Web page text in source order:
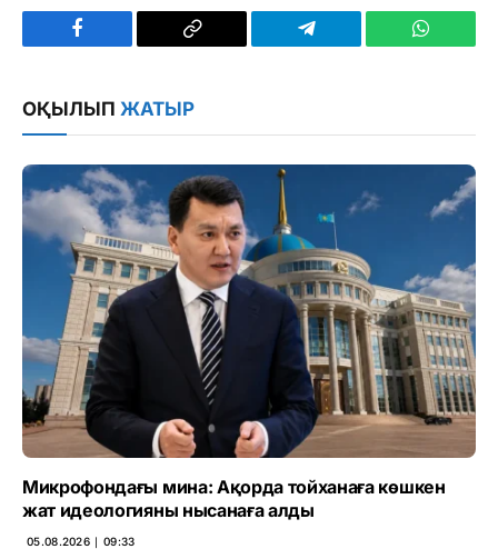
Facebook
Copy
Telegram
ОҚЫЛЫП ЖАТЫР
Микрофондағы мина: Ақорда тойханаға көшкен
жат идеологияны нысанаға алды
05.08.2026 ∣ 09:33